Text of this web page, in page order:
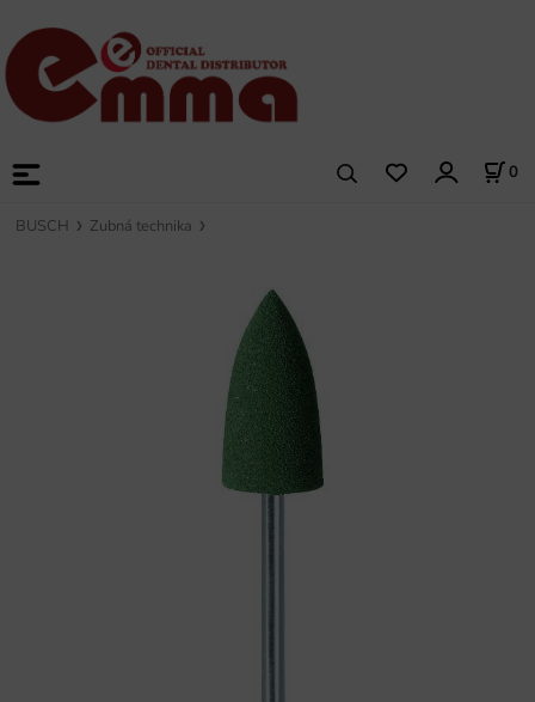
0
BUSCH Zubná technika